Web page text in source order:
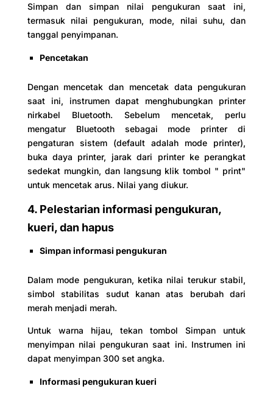
Simpan dan simpan nilai pengukuran saat ini,
termasuk nilai pengukuran, mode, nilai suhu, dan
tanggal penyimpanan.
Pencetakan
Dengan mencetak dan mencetak data pengukuran
saat ini, instrumen dapat menghubungkan printer
nirkabel Bluetooth. Sebelum mencetak, perlu
mengatur Bluetooth sebagai mode printer di
pengaturan sistem (default adalah mode printer),
buka daya printer, jarak dari printer ke perangkat
sedekat mungkin, dan langsung klik tombol " print"
untuk mencetak arus. Nilai yang diukur.
4. Pelestarian informasi pengukuran,
kueri, dan hapus
Simpan informasi pengukuran
Dalam mode pengukuran, ketika nilai terukur stabil,
simbol stabilitas sudut kanan atas berubah dari
merah menjadi merah.
Untuk warna hijau, tekan tombol Simpan untuk
menyimpan nilai pengukuran saat ini. Instrumen ini
dapat menyimpan 300 set angka.
Informasi pengukuran kueri